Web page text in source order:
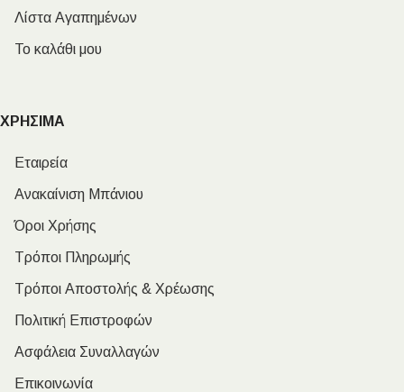
Λίστα Αγαπημένων
Το καλάθι μου
ΧΡΗΣΙΜΑ
Εταιρεία
Ανακαίνιση Μπάνιου
Όροι Χρήσης
Τρόποι Πληρωμής
Τρόποι Αποστολής & Χρέωσης
Πολιτική Επιστροφών
Ασφάλεια Συναλλαγών
Επικοινωνία